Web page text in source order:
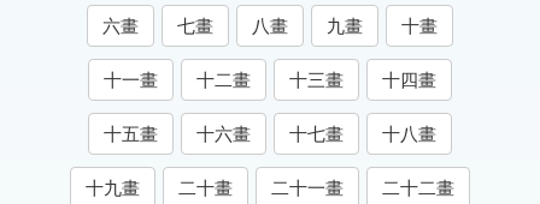
知識索引
單字索引
生命大百科索引
遊戲專區
六畫 七畫 八畫 九畫 十畫
十一畫 十二畫 十三畫 十四畫
十五畫 十六畫 十七畫 十八畫
十九畫 二十畫 二十一畫 二十二畫